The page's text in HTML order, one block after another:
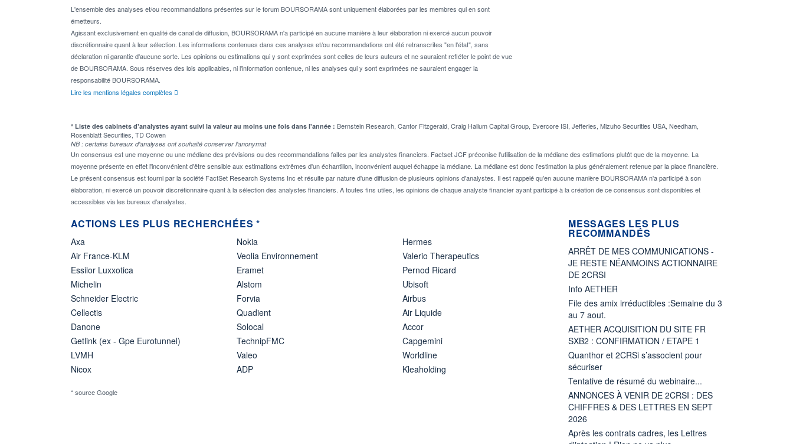
L'ensemble des analyses et/ou recommandations présentes sur le forum BOURSORAMA sont uniquement élaborées par les membres qui en sont
émetteurs.
Agissant exclusivement en qualité de canal de diffusion, BOURSORAMA n'a participé en aucune manière à leur élaboration ni exercé aucun pouvoir
discrétionnaire quant à leur sélection. Les informations contenues dans ces analyses et/ou recommandations ont été retranscrites "en l'état", sans
déclaration ni garantie d'aucune sorte. Les opinions ou estimations qui y sont exprimées sont celles de leurs auteurs et ne sauraient refléter le point de vue
de BOURSORAMA. Sous réserves des lois applicables, ni l'information contenue, ni les analyses qui y sont exprimées ne sauraient engager la
responsabilité BOURSORAMA.
Lire les mentions légales complètes
* Liste des cabinets d'analystes ayant suivi la valeur au moins une fois dans l'année : Bernstein Research, Cantor Fitzgerald, Craig Hallum Capital Group, Evercore ISI, Jefferies, Mizuho Securities USA, Needham,
Rosenblatt Securities, TD Cowen
NB : certains bureaux d'analyses ont souhaité conserver l'anonymat
Un consensus est une moyenne ou une médiane des prévisions ou des recommandations faites par les analystes financiers. Factset JCF préconise l'utilisation de la médiane des estimations plutôt que de la moyenne. La
moyenne présente en effet l'inconvénient d'être sensible aux estimations extrêmes d'un échantillon, inconvénient auquel échappe la médiane. La médiane est donc l'estimation la plus généralement retenue par la place financière.
Le présent consensus est fourni par la société FactSet Research Systems Inc et résulte par nature d'une diffusion de plusieurs opinions d'analystes. Il est rappelé qu'en aucune manière BOURSORAMA n'a participé à son
élaboration, ni exercé un pouvoir discrétionnaire quant à la sélection des analystes financiers. A toutes fins utiles, les opinions de chaque analyste financier ayant participé à la création de ce consensus sont disponibles et
accessibles via les bureaux d'analystes.
ACTIONS LES PLUS RECHERCHÉES *
Axa
Air France-KLM
Essilor Luxxotica
Michelin
Schneider Electric
Cellectis
Danone
Getlink (ex - Gpe Eurotunnel)
LVMH
Nicox
Nokia
Veolia Environnement
Eramet
Alstom
Forvia
Quadient
Solocal
TechnipFMC
Valeo
ADP
Hermes
Valerio Therapeutics
Pernod Ricard
Ubisoft
Airbus
Air Liquide
Accor
Capgemini
Worldline
Kleaholding
* source Google
MESSAGES LES PLUS
RECOMMANDÉS
ARRÊT DE MES COMMUNICATIONS -
JE RESTE NÉANMOINS ACTIONNAIRE
DE 2CRSI
Info AETHER
File des amix irréductibles :Semaine du 3
au 7 aout.
AETHER ACQUISITION DU SITE FR
SXB2 : CONFIRMATION / ETAPE 1
Quanthor et 2CRSi s’associent pour
sécuriser
Tentative de résumé du webinaire...
ANNONCES À VENIR DE 2CRSI : DES
CHIFFRES & DES LETTRES EN SEPT
2026
Après les contrats cadres, les Lettres